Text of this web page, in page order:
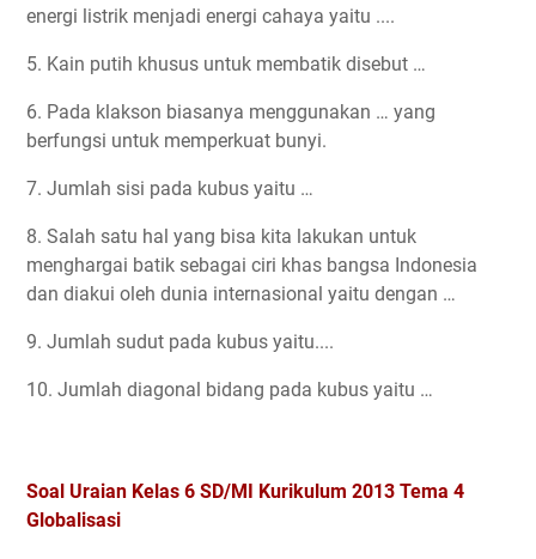
energi listrik menjadi energi cahaya yaitu ....
5. Kain putih khusus untuk membatik disebut …
6. Pada klakson biasanya menggunakan … yang
berfungsi untuk memperkuat bunyi.
7. Jumlah sisi pada kubus yaitu …
8. Salah satu hal yang bisa kita lakukan untuk
menghargai batik sebagai ciri khas bangsa Indonesia
dan diakui oleh dunia internasional yaitu dengan …
9. Jumlah sudut pada kubus yaitu....
10. Jumlah diagonal bidang pada kubus yaitu …
Soal Uraian Kelas 6 SD/MI Kurikulum 2013 Tema 4
Globalisasi